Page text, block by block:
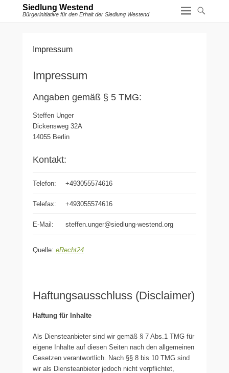
Siedlung Westend
Bürgerinitiative für den Erhalt der Siedlung Westend
Impressum
Impressum
Angaben gemäß § 5 TMG:
Steffen Unger
Dickensweg 32A
14055 Berlin
Kontakt:
Telefon: +493055574616
Telefax: +493055574616
E-Mail: steffen.unger@siedlung-westend.org
Quelle: eRecht24
Haftungsausschluss (Disclaimer)
Haftung für Inhalte
Als Diensteanbieter sind wir gemäß § 7 Abs.1 TMG für
eigene Inhalte auf diesen Seiten nach den allgemeinen
Gesetzen verantwortlich. Nach §§ 8 bis 10 TMG sind
wir als Diensteanbieter jedoch nicht verpflichtet,